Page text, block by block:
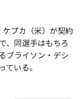
プカ（米）が契約
、同選手はもちろ
ブライソン・デシ
いる。